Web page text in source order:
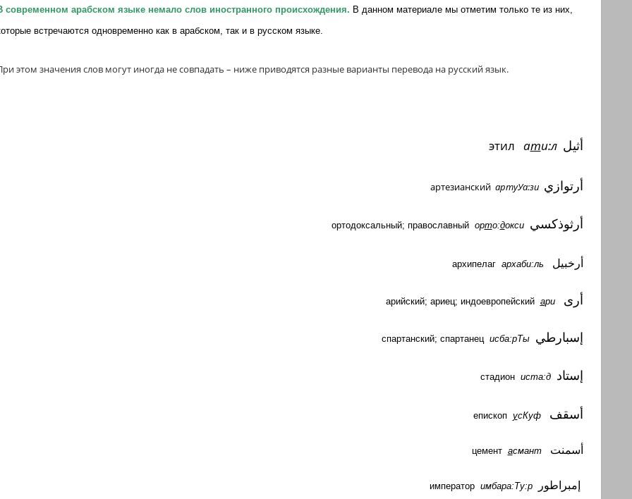
современном арабском языке немало слов иностранного происхождения. В данном материале мы отметим только те из них,
встречаются одновременно как в арабском, так и в русском языке.
этом значения слов могут иногда не совпадать – ниже приводятся разные варианты перевода на русский язык.
этил ати:л أثيل
артезианский артуУа:зи أرتوازي
ортодоксальный; православный орто:докси أرثوذكسي
أرخبيل архаби:ль
арийский; ариец; индоевропейский ари أرى
спартанский; спартанец исба:рТы إسبارطي
стадион иста:д إستاد
епископ усКуф أسقف
أسمنت цемент асмант
إمبراطور император имбара:Ту:р